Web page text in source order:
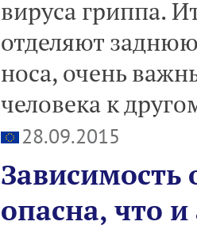
вируса гриппа.
отделяют
носа, очень
человека к
28.09.2015
Зависимость
опасна, что